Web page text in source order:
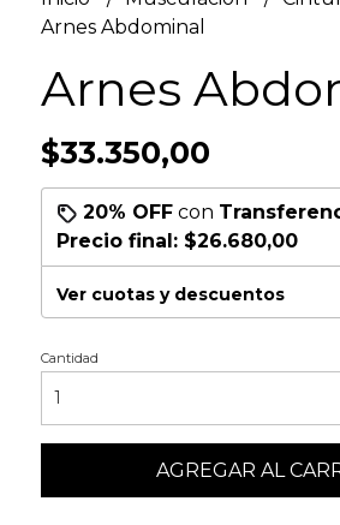
Arnes Abdominal
Arnes
$33.350,00
20% OFFcon
Precio final: $26.680,00
Ver cuotas y descuentos
Cantidad
AGREGAR AL